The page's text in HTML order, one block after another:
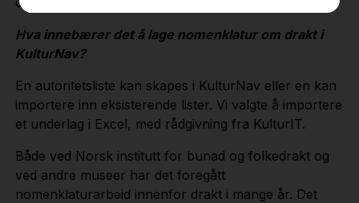
Hva innebærer det å lage nomenklatur om drakt i
KulturNav?
En autoritetsliste kan skapes i KulturNav eller en kan
importere inn eksisterende lister. Vi valgte å importere
et underlag i Excel, med rådgivning fra KulturIT.
Både ved Norsk institutt for bunad og folkedrakt og
ved andre museer har det foregått
nomenklaturarbeid innenfor drakt i mange år. Det